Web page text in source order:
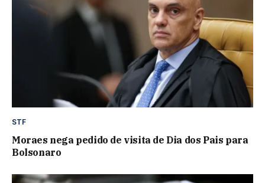
STF
Moraes nega pedido de visita de Dia dos Pais para
Bolsonaro